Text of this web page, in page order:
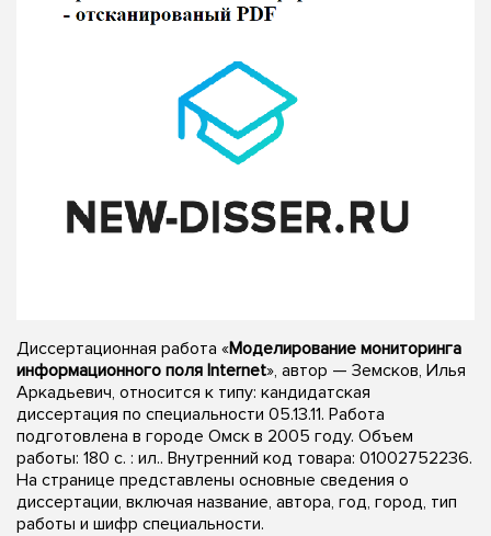
Диссертационная работа «Моделирование мониторинга
информационного поля Internet», автор — Земсков, Илья
Аркадьевич, относится к типу: кандидатская
диссертация по специальности 05.13.11. Работа
подготовлена в городе Омск в 2005 году. Объем
работы: 180 с. : ил.. Внутренний код товара: 01002752236.
На странице представлены основные сведения о
диссертации, включая название, автора, год, город, тип
работы и шифр специальности.